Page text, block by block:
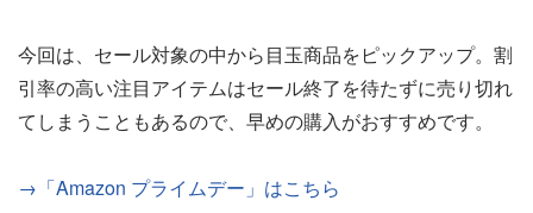
今回は、セール対象の中から目玉商品をピックアップ。割
引率の高い注目アイテムはセール終了を待たずに売り切れ
てしまうこともあるので、早めの購入がおすすめです。
→「Amazon プライムデー」はこちら